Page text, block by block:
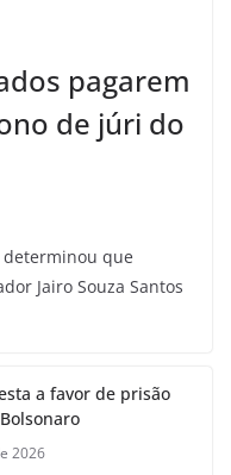
pagarem
de júri do
determinou que
Jairo Souza Santos
a favor de prisão
2026